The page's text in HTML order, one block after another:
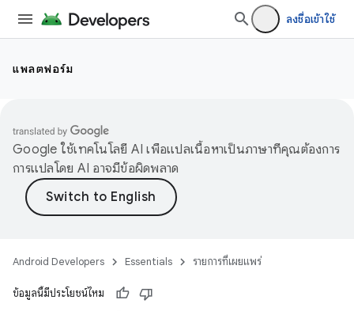
ลงชื่อเข้าใช้
แพลตฟอร์ม
Google ใช้เทคโนโลยี AI เพื่อแปลเนื้อหาเป็นภาษาที่คุณต้องการ
การแปลโดย AI อาจมีข้อผิดพลาด
Android Developers Essentials รายการที่เผยแพร่
ข้อมูลนี้มีประโยชน์ไหม